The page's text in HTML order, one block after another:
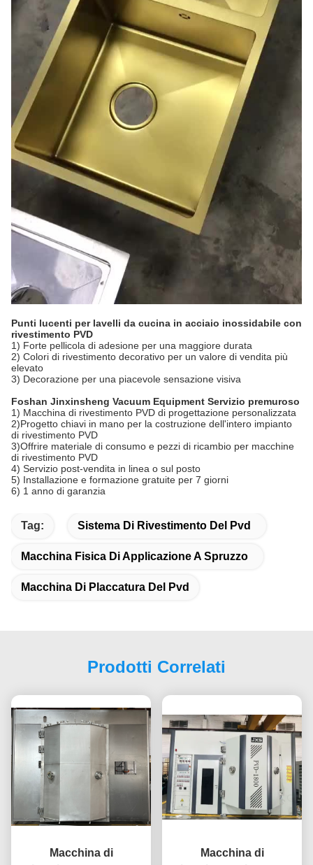
Punti lucenti per lavelli da cucina in acciaio inossidabile con
rivestimento PVD
1) Forte pellicola di adesione per una maggiore durata
2) Colori di rivestimento decorativo per un valore di vendita più
elevato
3) Decorazione per una piacevole sensazione visiva
Foshan Jinxinsheng Vacuum Equipment Servizio premuroso
1) Macchina di rivestimento PVD di progettazione personalizzata
2)Progetto chiavi in ​​mano per la costruzione dell'intero impianto
di rivestimento PVD
3)Offrire materiale di consumo e pezzi di ricambio per macchine
di rivestimento PVD
4) Servizio post-vendita in linea o sul posto
5) Installazione e formazione gratuite per 7 giorni
6) 1 anno di garanzia
Tag: Sistema Di Rivestimento Del Pvd
Macchina Fisica Di Applicazione A Spruzzo
Macchina Di Placcatura Del Pvd
Prodotti Correlati
Macchina di
Macchina di